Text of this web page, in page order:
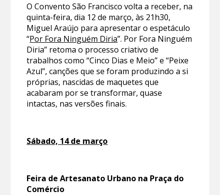
O Convento São Francisco volta a receber, na
quinta-feira, dia 12 de março, às 21h30,
Miguel Araújo para apresentar o espetáculo
“Por Fora Ninguém Diria”. Por Fora Ninguém
Diria” retoma o processo criativo de
trabalhos como “Cinco Dias e Meio” e “Peixe
Azul”, canções que se foram produzindo a si
próprias, nascidas de maquetes que
acabaram por se transformar, quase
intactas, nas versões finais.
Sábado, 14 de março
Feira de Artesanato Urbano na Praça do
Comércio